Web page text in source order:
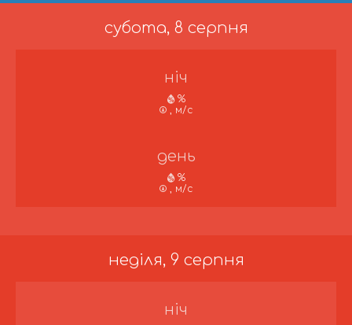
субота, 8 серпня
ніч
%
, м/с
день
%
, м/с
неділя, 9 серпня
ніч